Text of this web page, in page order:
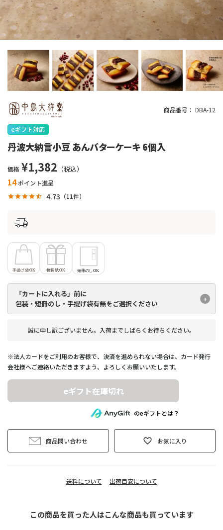
商品番号 DBA-12
eギフト対応
丹波大納言小豆 あんバターケーキ 6個入
価格 ¥1,382
14ポイント進呈
4.73 11
「カートに入れる」前に
包装・短冊のし・手提げ袋有無をご選択ください
誠に申し訳ございません。入荷までしばらくお待ちください。
※法人カードをご利用のお客様で、決済を進められない場合は、カード発行
会社様へご連絡いただきますよう、よろしくお願いいたします。
eギフト在庫切れ
のeギフトとは？
商品問い合わせ お気に入り
送料について 出荷目安について
この商品を買った人はこんな商品も買っています